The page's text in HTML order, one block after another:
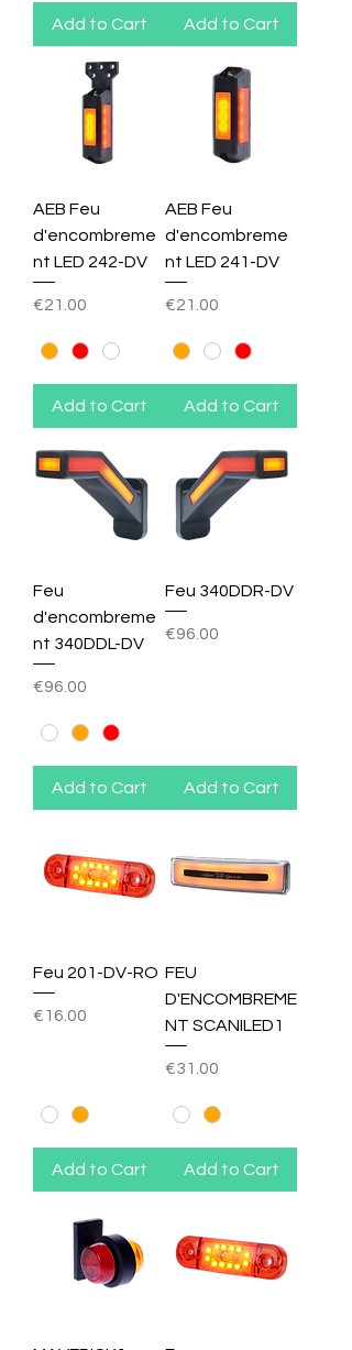
Add to Cart Add to Cart
AEB Feu
d'encombreme
nt LED 242-DV
Price
€21.00
Add to Cart
AEB Feu
d'encombreme
nt LED 241-DV
Price
€21.00
Add to Cart
Feu
d'encombreme
nt 340DDL-DV
Price
€96.00
Add to Cart
Feu 340DDR-DV
Price
€96.00
Add to Cart
Feu 201-DV-RO
Price
€16.00
Add to Cart
FEU
D'ENCOMBREME
NT SCANILED1
Price
€31.00
Add to Cart